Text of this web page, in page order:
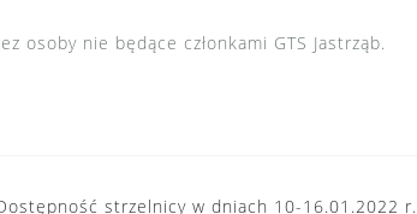
osoby nie będące członkami GTS Jastrząb.
strzelnicy w dniach 10-16.01.2022 r.